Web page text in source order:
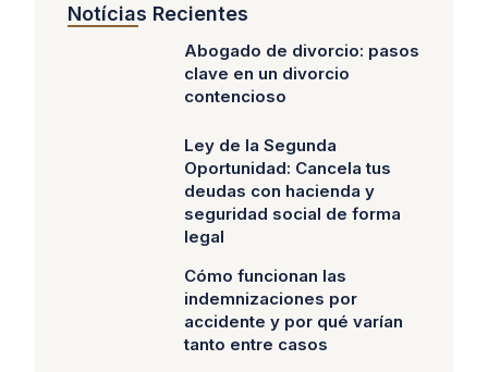
Notícias Recientes
Abogado de divorcio: pasos
clave en un divorcio
contencioso
Ley de la Segunda
Oportunidad: Cancela tus
deudas con hacienda y
seguridad social de forma
legal
Cómo funcionan las
indemnizaciones por
accidente y por qué varían
tanto entre casos